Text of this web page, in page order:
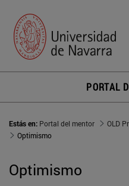
PORTAL
Estás en: Portal del mentor
OLD
Optimismo
Optimismo